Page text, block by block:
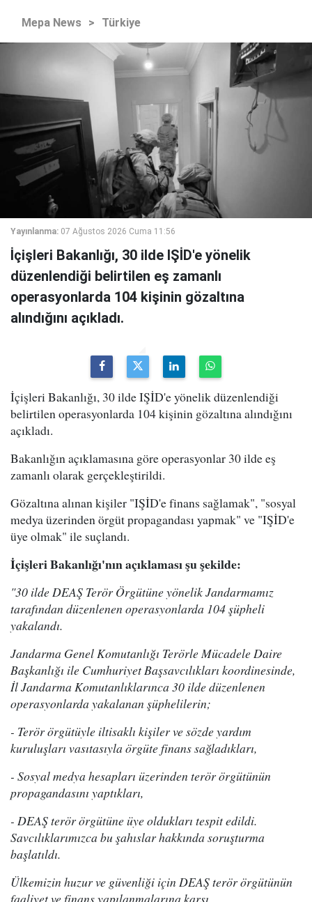
Mepa News > Türkiye
Yayınlanma: 07 Ağustos 2026 Cuma 11:56
İçişleri Bakanlığı, 30 ilde IŞİD'e yönelik
düzenlendiği belirtilen eş zamanlı
operasyonlarda 104 kişinin gözaltına
alındığını açıkladı.
İçişleri Bakanlığı, 30 ilde IŞİD'e yönelik düzenlendiği
belirtilen operasyonlarda 104 kişinin gözaltına alındığını
açıkladı.
Bakanlığın açıklamasına göre operasyonlar 30 ilde eş
zamanlı olarak gerçekleştirildi.
Gözaltına alınan kişiler "IŞİD'e finans sağlamak", "sosyal
medya üzerinden örgüt propagandası yapmak" ve "IŞİD'e
üye olmak" ile suçlandı.
İçişleri Bakanlığı'nın açıklaması şu şekilde:
"30 ilde DEAŞ Terör Örgütüne yönelik Jandarmamız
tarafından düzenlenen operasyonlarda 104 şüpheli
yakalandı.
Jandarma Genel Komutanlığı Terörle Mücadele Daire
Başkanlığı ile Cumhuriyet Başsavcılıkları koordinesinde,
İl Jandarma Komutanlıklarınca 30 ilde düzenlenen
operasyonlarda yakalanan şüphelilerin;
- Terör örgütüyle iltisaklı kişiler ve sözde yardım
kuruluşları vasıtasıyla örgüte finans sağladıkları,
- Sosyal medya hesapları üzerinden terör örgütünün
propagandasını yaptıkları,
- DEAŞ terör örgütüne üye oldukları tespit edildi.
Savcılıklarımızca bu şahıslar hakkında soruşturma
başlatıldı.
Ülkemizin huzur ve güvenliği için DEAŞ terör örgütünün